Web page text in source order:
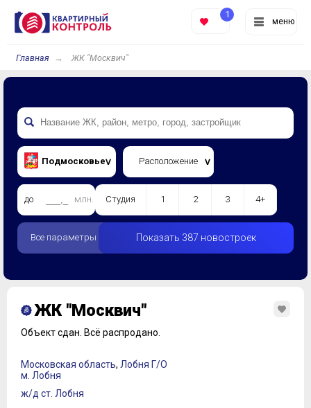
меню
1
Главная ЖК "Москвич"
Подмосковье Расположение
до млн. Студия 1 2 3 4+
Все параметры Показать 387 новостроек
ЖК "Москвич"
Объект сдан. Всё распродано.
Московская область, Лобня Г/О
м. Лобня
ж/д ст. Лобня